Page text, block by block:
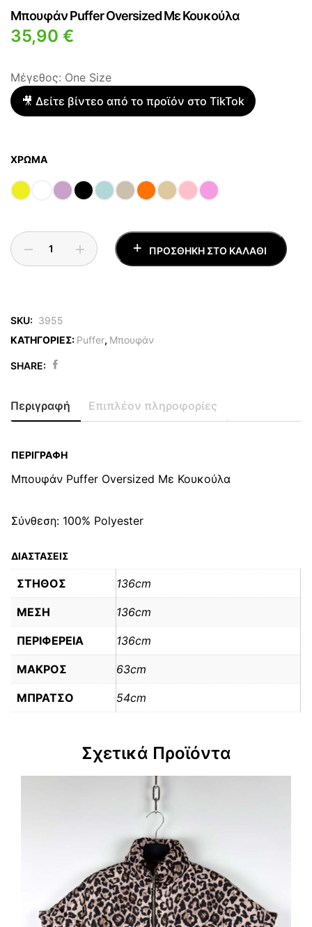
Μπουφάν Puffer Oversized Με Κουκούλα
35,90 €
Μέγεθος: One Size
🎥 Δείτε βίντεο από το προϊόν στο TikTok
ΧΡΏΜΑ
Puffer
Oversized
Κουκούλα
quantity
ΠΡΟΣΘΉΚΗ ΣΤΟ ΚΑΛΆΘΙ
SKU: 3955
ΚΑΤΗΓΟΡΙΕΣ: Puffer, Μπουφάν
SHARE:
Περιγραφή Επιπλέον πληροφορίες
ΠΕΡΙΓΡΑΦΉ
Μπουφάν Puffer Oversized Με Κουκούλα
Σύνθεση: 100% Polyester
ΔΙΑΣΤΑΣΕΙΣ
ΣΤΗΘΟΣ 136cm
ΜΕΣΗ 136cm
ΠΕΡΙΦΕΡΕΙΑ 136cm
ΜΑΚΡΟΣ 63cm
ΜΠΡΑΤΣΟ 54cm
Σχετικά Προϊόντα